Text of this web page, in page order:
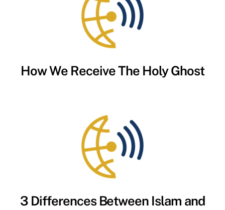
How We Receive The Holy Ghost
3 Differences Between Islam and